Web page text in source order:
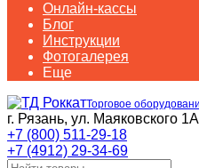
Онлайн-кассы
Блог
Инструкции
Фотогалерея
Еще
Торговое
г. Рязань, ул. Маяковского
+7 (800) 511-29-18
+7 (4912) 29-34-69